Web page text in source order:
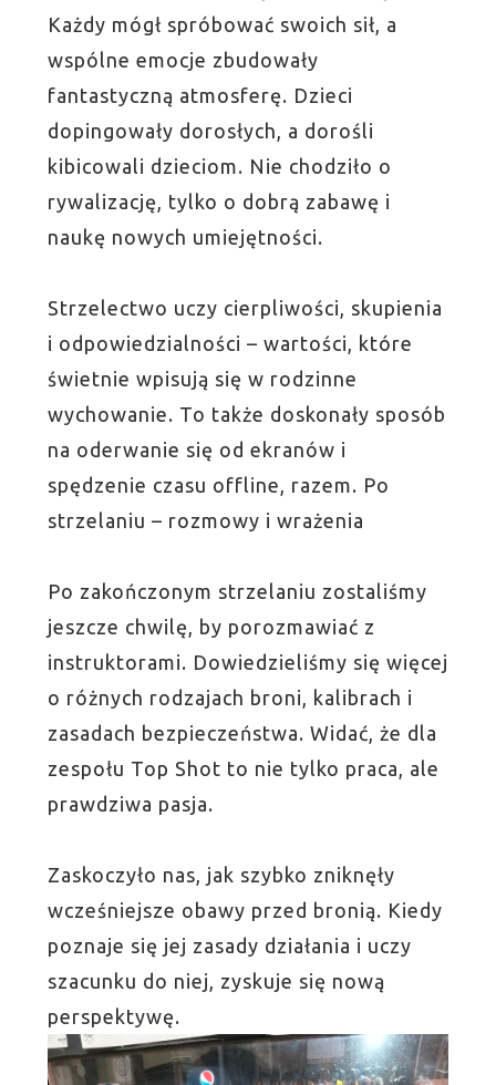
Każdy mógł spróbować swoich sił, a
wspólne emocje zbudowały
fantastyczną atmosferę. Dzieci
dopingowały dorosłych, a dorośli
kibicowali dzieciom. Nie chodziło o
rywalizację, tylko o dobrą zabawę i
naukę nowych umiejętności.
Strzelectwo uczy cierpliwości, skupienia
i odpowiedzialności – wartości, które
świetnie wpisują się w rodzinne
wychowanie. To także doskonały sposób
na oderwanie się od ekranów i
spędzenie czasu offline, razem. Po
strzelaniu – rozmowy i wrażenia
Po zakończonym strzelaniu zostaliśmy
jeszcze chwilę, by porozmawiać z
instruktorami. Dowiedzieliśmy się więcej
o różnych rodzajach broni, kalibrach i
zasadach bezpieczeństwa. Widać, że dla
zespołu Top Shot to nie tylko praca, ale
prawdziwa pasja.
Zaskoczyło nas, jak szybko zniknęły
wcześniejsze obawy przed bronią. Kiedy
poznaje się jej zasady działania i uczy
szacunku do niej, zyskuje się nową
perspektywę.